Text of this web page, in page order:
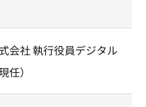
会社 執行役員デジタル
任）